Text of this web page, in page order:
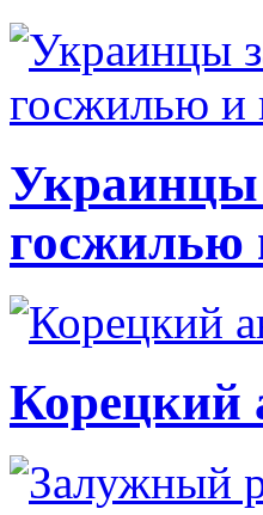
Украинцы
госжилью
Корецкий